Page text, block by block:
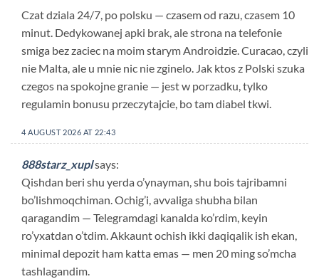
Czat dziala 24/7, po polsku — czasem od razu, czasem 10
minut. Dedykowanej apki brak, ale strona na telefonie
smiga bez zaciec na moim starym Androidzie. Curacao, czyli
nie Malta, ale u mnie nic nie zginelo. Jak ktos z Polski szuka
czegos na spokojne granie — jest w porzadku, tylko
regulamin bonusu przeczytajcie, bo tam diabel tkwi.
4 AUGUST 2026 AT 22:43
888starz_xuplsays:
Qishdan beri shu yerda o’ynayman, shu bois tajribamni
bo’lishmoqchiman. Ochig’i, avvaliga shubha bilan
qaragandim — Telegramdagi kanalda ko’rdim, keyin
ro’yxatdan o’tdim. Akkaunt ochish ikki daqiqalik ish ekan,
minimal depozit ham katta emas — men 20 ming so’mcha
tashlagandim.